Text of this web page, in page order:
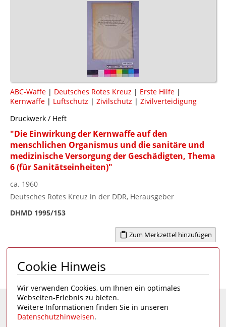
ABC-Waffe | Deutsches Rotes Kreuz | Erste Hilfe |
Kernwaffe | Luftschutz | Zivilschutz | Zivilverteidigung
Druckwerk / Heft
"Die Einwirkung der Kernwaffe auf den
menschlichen Organismus und die sanitäre und
medizinische Versorgung der Geschädigten, Thema
6 (für Sanitätseinheiten)"
ca. 1960
Deutsches Rotes Kreuz in der DDR, Herausgeber
DHMD 1995/153
Zum Merkzettel hinzufügen
Seite 1 von 6 1 2 3 4 ... 6 >
Eine Seite desDeutschen Hygiene-Museums
Cookie Hinweis
Wir verwenden Cookies, um Ihnen ein optimales
Webseiten-Erlebnis zu bieten.
Weitere Informationen finden Sie in unseren
Datenschutzhinweisen.